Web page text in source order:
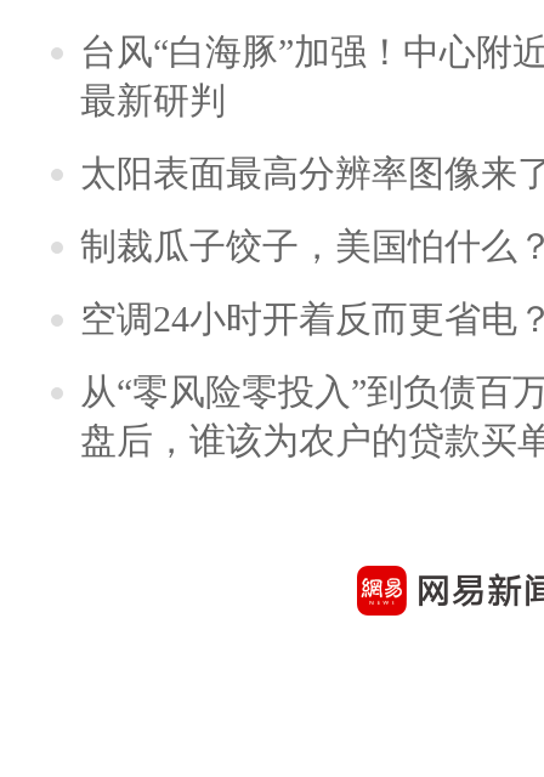
台风“白海豚”加强！中心附
最新研判
太阳表面最高分辨率图像来
制裁瓜子饺子，美国怕什么
空调24小时开着反而更省电
从“零风险零投入”到负债百
盘后，谁该为农户的贷款买